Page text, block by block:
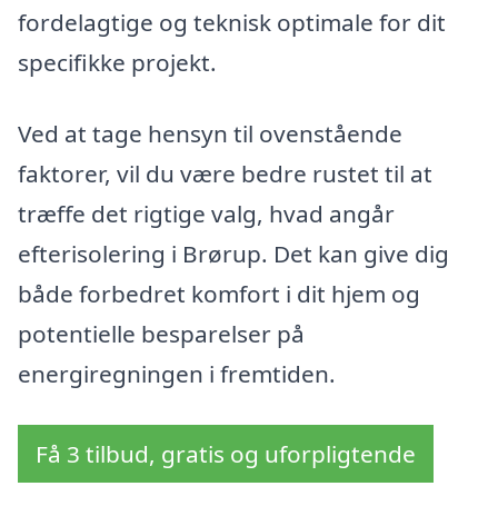
fordelagtige og teknisk optimale for dit
specifikke projekt.
Ved at tage hensyn til ovenstående
faktorer, vil du være bedre rustet til at
træffe det rigtige valg, hvad angår
efterisolering i Brørup. Det kan give dig
både forbedret komfort i dit hjem og
potentielle besparelser på
energiregningen i fremtiden.
Få 3 tilbud, gratis og uforpligtende